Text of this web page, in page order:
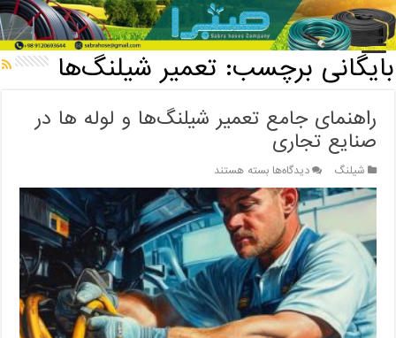
خانه / بایگانی برچسب: تعمیر شیلنگ‌ها
بایگانی برچسب:تعمیر شیلنگ‌ها
راهنمای جامع تعمیر شیلنگ‌ها و لوله ها در
صنایع تجاری
شیلنگ دیدگاه‌هابرای
راهنمای
جامع
تعمیر
شیلنگ‌ها
و
لوله
ها
در
صنایع
تجاری
بسته هستند